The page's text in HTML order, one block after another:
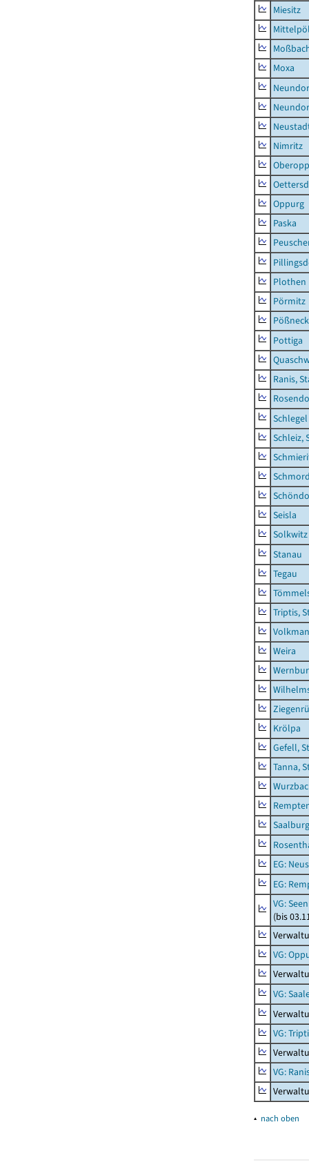
Miesitz
Moxa
Nimritz
Oppurg
Paska
Plothen
Pörmitz
Pottiga
Ranis,
Schlegel
Schleiz,
Seisla
Solkwitz
Stanau
Tegau
Triptis,
Weira
Krölpa
Gefell,
Tanna,
EG:
EG:
VG:
(bis
VG:
VG:
VG:
VG:
▴ nach oben